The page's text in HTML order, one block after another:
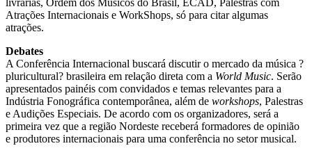
Atrações Internacionais e WorkShops, só para citar algumas
atrações.
Debates
A Conferência Internacional buscará discutir o mercado da música ?
pluricultural? brasileira em relação direta com a World Music. Serão
apresentados painéis com convidados e temas relevantes para a
Indústria Fonográfica contemporânea, além de workshops, Palestras
e Audições Especiais. De acordo com os organizadores, será a
primeira vez que a região Nordeste receberá formadores de opinião
e produtores internacionais para uma conferência no setor musical.